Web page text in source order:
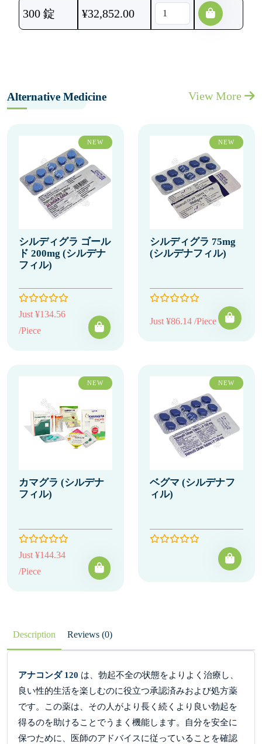
300 錠 ¥32,852.00
Alternative Medicine View More
NEW
シルディグラ ゴール
ド 200mg (シルデナ
フィル)
Just ¥134.56
/Piece
NEW
シルディグラ 75mg
(シルデナフィル)
Just ¥86.14 /Piece
NEW
カマグラ (シルデナ
フィル)
Just ¥144.34
/Piece
NEW
ベグマ (シルデナフ
ィル)
Description Reviews (0)
アナコンダ 120 は、勃起不全の状態をよりよく治療し、
良い性的生活を楽しむのに役立つ承認済みおよび処方薬
です。この薬は、その人がより長く続くより良い勃起を
得るのを助けることでうまく機能します。自分を安全に
保つために、医師のアドバイスに従っていることを確認